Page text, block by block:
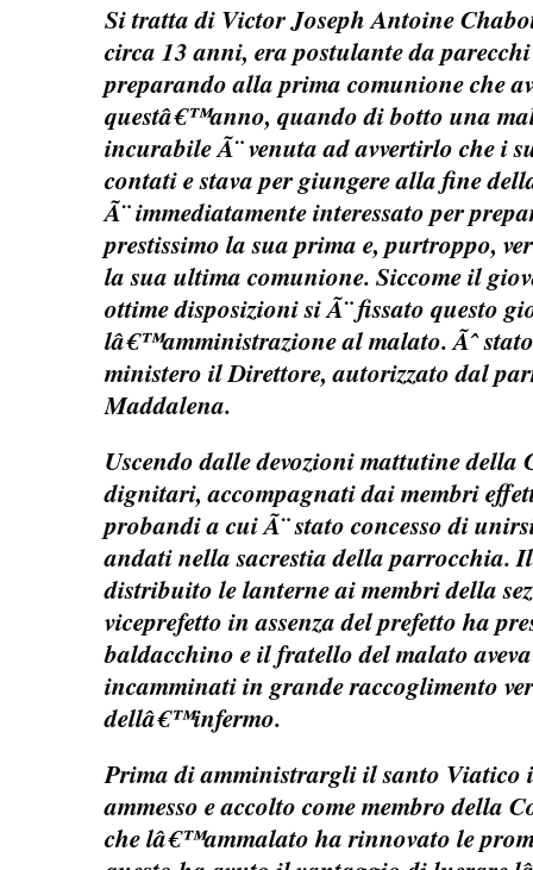
Si tratta di Victor Joseph Antoine
circa 13 anni, era postulante da
preparando alla prima comunione che
questâ€™anno, quando di botto una
incurabile Ã¨ venuta ad avvertirlo che i
contati e stava per giungere alla fine
Ã¨ immediatamente interessato per
prestissimo la sua prima e, purtroppo,
la sua ultima comunione. Siccome il
ottime disposizioni si Ã¨ fissato questo
lâ€™amministrazione al malato. Ãˆ
ministero il Direttore, autorizzato dal
Maddalena.
Uscendo dalle devozioni mattutine della
dignitari, accompagnati dai membri
probandi a cui Ã¨ stato concesso di
andati nella sacrestia della parrocchia.
distribuito le lanterne ai membri della
viceprefetto in assenza del prefetto ha
baldacchino e il fratello del malato
incamminati in grande raccoglimento
dellâ€™infermo.
Prima di amministrargli il santo
ammesso e accolto come membro della
che lâ€™ammalato ha rinnovato le